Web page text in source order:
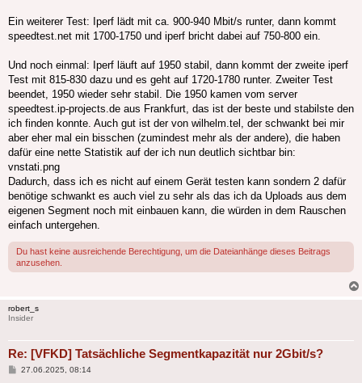
Ein weiterer Test: Iperf lädt mit ca. 900-940 Mbit/s runter, dann kommt
speedtest.net mit 1700-1750 und iperf bricht dabei auf 750-800 ein.
Und noch einmal: Iperf läuft auf 1950 stabil, dann kommt der zweite iperf
Test mit 815-830 dazu und es geht auf 1720-1780 runter. Zweiter Test
beendet, 1950 wieder sehr stabil. Die 1950 kamen vom server
speedtest.ip-projects.de aus Frankfurt, das ist der beste und stabilste den
ich finden konnte. Auch gut ist der von wilhelm.tel, der schwankt bei mir
aber eher mal ein bisschen (zumindest mehr als der andere), die haben
dafür eine nette Statistik auf der ich nun deutlich sichtbar bin:
vnstati.png
Dadurch, dass ich es nicht auf einem Gerät testen kann sondern 2 dafür
benötige schwankt es auch viel zu sehr als das ich da Uploads aus dem
eigenen Segment noch mit einbauen kann, die würden in dem Rauschen
einfach untergehen.
Du hast keine ausreichende Berechtigung, um die Dateianhänge dieses Beitrags
anzusehen.
robert_s
Insider
Re: [VFKD] Tatsächliche Segmentkapazität nur 2Gbit/s?
Beitrag
27.06.2025, 08:14